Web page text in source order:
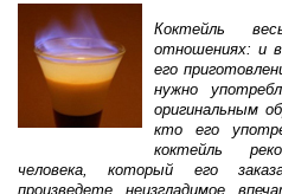
Коктейль
отношениях: и
его
нужно
оригинальным
кто его
коктейль
человека, который его
произведете неизгладимое